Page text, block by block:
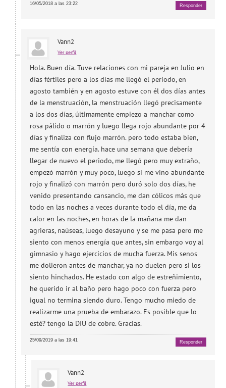
16/05/2018 a las 23:22 Responder
Vann2
Ver perfil
Hola. Buen día. Tuve relaciones con mi pareja en Julio en
días fértiles pero a los días me llegó el periodo, en
agosto también y en agosto estuve con él dos días antes
de la menstruación, la menstruación llegó precisamente
a los dos días, últimamente empiezo a manchar como
rosa pálido o marrón y luego llega rojo abundante por 4
días y finaliza con flujo marrón. pero todo estaba bien,
me sentía con energía. hace una semana que debería
llegar de nuevo el periodo, me llegó pero muy extraño,
empezó marrón y muy poco, luego si me vino abundante
rojo y finalizó con marrón pero duró solo dos días, he
venido presentando cansancio, me dan cólicos más que
todo en las noches a veces durante todo el día, me da
calor en las noches, en horas de la mañana me dan
agrieras, naúseas, luego desayuno y se me pasa pero me
siento con menos energía que antes, sin embargo voy al
gimnasio y hago ejercicios de mucha fuerza. Mis senos
me dolieron antes de manchar, ya no duelen pero si los
siento hinchados. He estado con algo de estreñimiento,
he querido ir al baño pero hago poco con fuerza pero
igual no termina siendo duro. Tengo mucho miedo de
realizarme una prueba de embarazo. Es posible que lo
esté? tengo la DIU de cobre. Gracias.
25/09/2019 a las 19:41 Responder
Vann2
Ver perfil